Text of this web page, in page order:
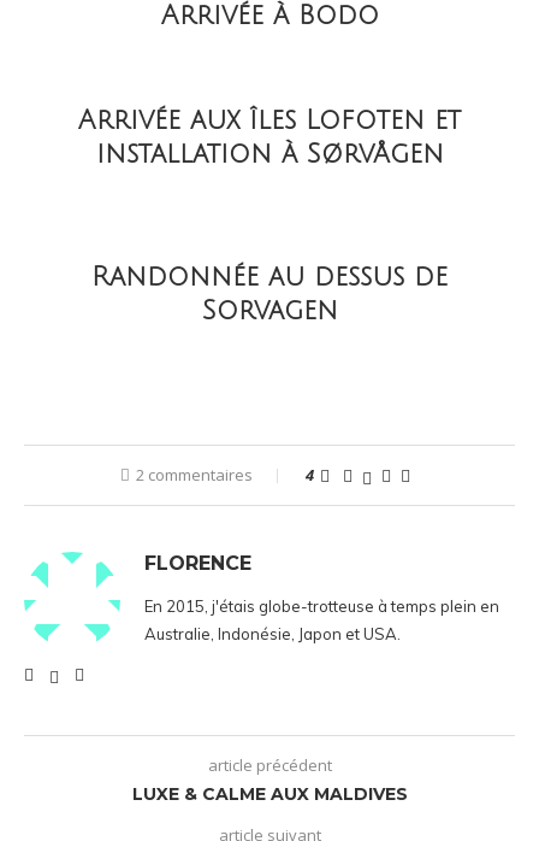
Arrivée à Bodo
Arrivée aux îles Lofoten et
installation à Sørvågen
Randonnée au dessus de
Sorvagen
2 commentaires 4
FLORENCE
En 2015, j'étais globe-trotteuse à temps plein en
Australie, Indonésie, Japon et USA.
article précédent
LUXE & CALME AUX MALDIVES
article suivant